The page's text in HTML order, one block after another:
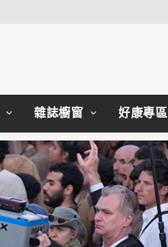
雜誌櫥窗 好康專區